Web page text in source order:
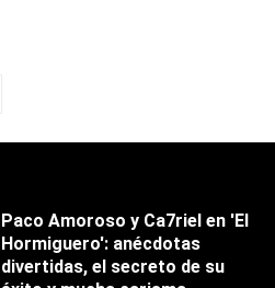
Paco Amoroso y Ca7riel en 'El
Hormiguero': anécdotas
divertidas, el secreto de su